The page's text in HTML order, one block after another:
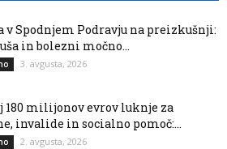
v Spodnjem Podravju na preizkušnji:
in bolezni močno...
3. avgusta, 2026
180 milijonov evrov luknje za
invalide in socialno pomoč:...
2. avgusta, 2026